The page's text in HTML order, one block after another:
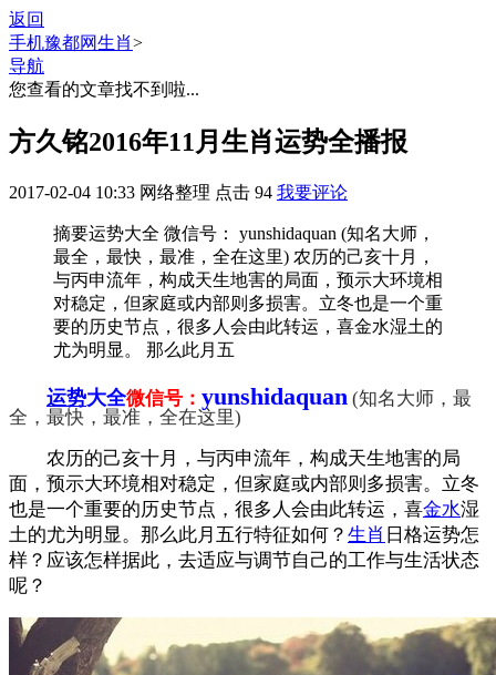
返回
手机豫都网生肖>
导航
您查看的文章找不到啦...
方久铭2016年11月生肖运势全播报
2017-02-04 10:33 网络整理 点击 94 我要评论
摘要运势大全 微信号： yunshidaquan (知名大师，
最全，最快，最准，全在这里) 农历的己亥十月，
与丙申流年，构成天生地害的局面，预示大环境相
对稳定，但家庭或内部则多损害。立冬也是一个重
要的历史节点，很多人会由此转运，喜金水湿土的
尤为明显。 那么此月五
运势大全微信号： yunshidaquan (知名大师，最
全，最快，最准，全在这里)
农历的己亥十月，与丙申流年，构成天生地害的局
面，预示大环境相对稳定，但家庭或内部则多损害。立冬
也是一个重要的历史节点，很多人会由此转运，喜金水湿
土的尤为明显。 那么此月五行特征如何？ 生肖 日格运势怎
样？应该怎样据此，去适应与调节自己的工作与生活状态
呢？